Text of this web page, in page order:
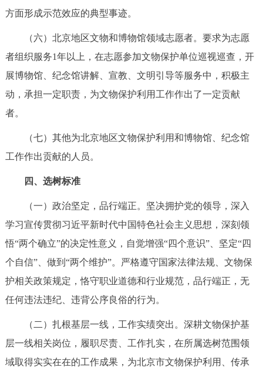
方面形成示范效应的典型事迹。
（六）北京地区文物和博物馆领域志愿者。要求为志愿
者组织服务1年以上，在志愿参加文物保护单位巡视巡查，开
展博物馆、纪念馆讲解、宣教、文明引导等服务中，积极主
动，承担一定职责，为文物保护利用工作作出了一定贡献
者。
（七）其他为北京地区文物保护利用和博物馆、纪念馆
工作作出贡献的人员。
四、选树标准
（一）政治坚定，品行端正。坚决拥护党的领导，深入
学习宣传贯彻习近平新时代中国特色社会主义思想，深刻领
悟“两个确立”的决定性意义，自觉增强“四个意识”、坚定“四
个自信”、做到“两个维护”。严格遵守国家法律法规、文物保
护相关政策规定，恪守职业道德和行业规范，品行端正，无
任何违法违纪、违背公序良俗的行为。
（二）扎根基层一线，工作实绩突出。深耕文物保护基
层一线相关岗位，履职尽责、工作扎实，在所属选树范围领
域取得实实在在的工作成果，为北京市文物保护利用、传承